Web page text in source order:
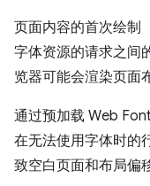
页面内容的首次绘制
字体资源的请求之间
览器可能会渲染页面
通过预加载 Web
在无法使用字体时的
致空白页面和布局偏